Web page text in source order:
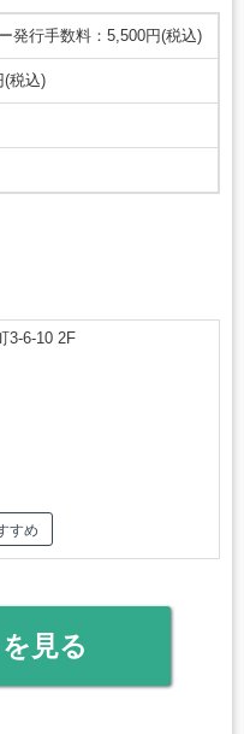
発行手数料：5,500円(税込)
(税込)
3-6-10 2F
すめ
見る